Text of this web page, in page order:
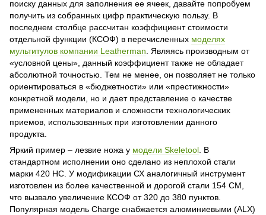
поиску данных для заполнения ее ячеек, давайте попробуем
получить из собранных цифр практическую пользу. В
последнем столбце рассчитан коэффициент стоимости
отдельной функции (КСОФ) в перечисленных моделях
мультитулов компании Leatherman. Являясь производным от
«условной цены», данный коэффициент также не обладает
абсолютной точностью. Тем не менее, он позволяет не только
ориентироваться в «бюджетности» или «престижности»
конкретной модели, но и дает представление о качестве
примененных материалов и сложности технологических
приемов, использованных при изготовлении данного
продукта.
Яркий пример – лезвие ножа у модели Skeletool. В
стандартном исполнении оно сделано из неплохой стали
марки 420 НС. У модификации СХ аналогичный инструмент
изготовлен из более качественной и дорогой стали 154 СМ,
что вызвало увеличение КСОФ от 320 до 380 пунктов.
Популярная модель Charge снабжается алюминиевыми (ALX)